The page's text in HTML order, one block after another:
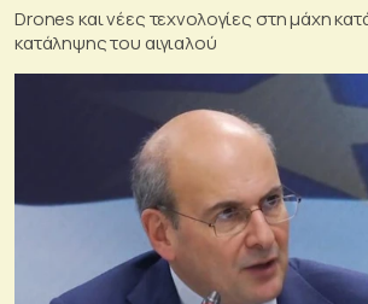
Drones και νέες τεχνολογίες στη μάχη
κατάληψης του αιγιαλού